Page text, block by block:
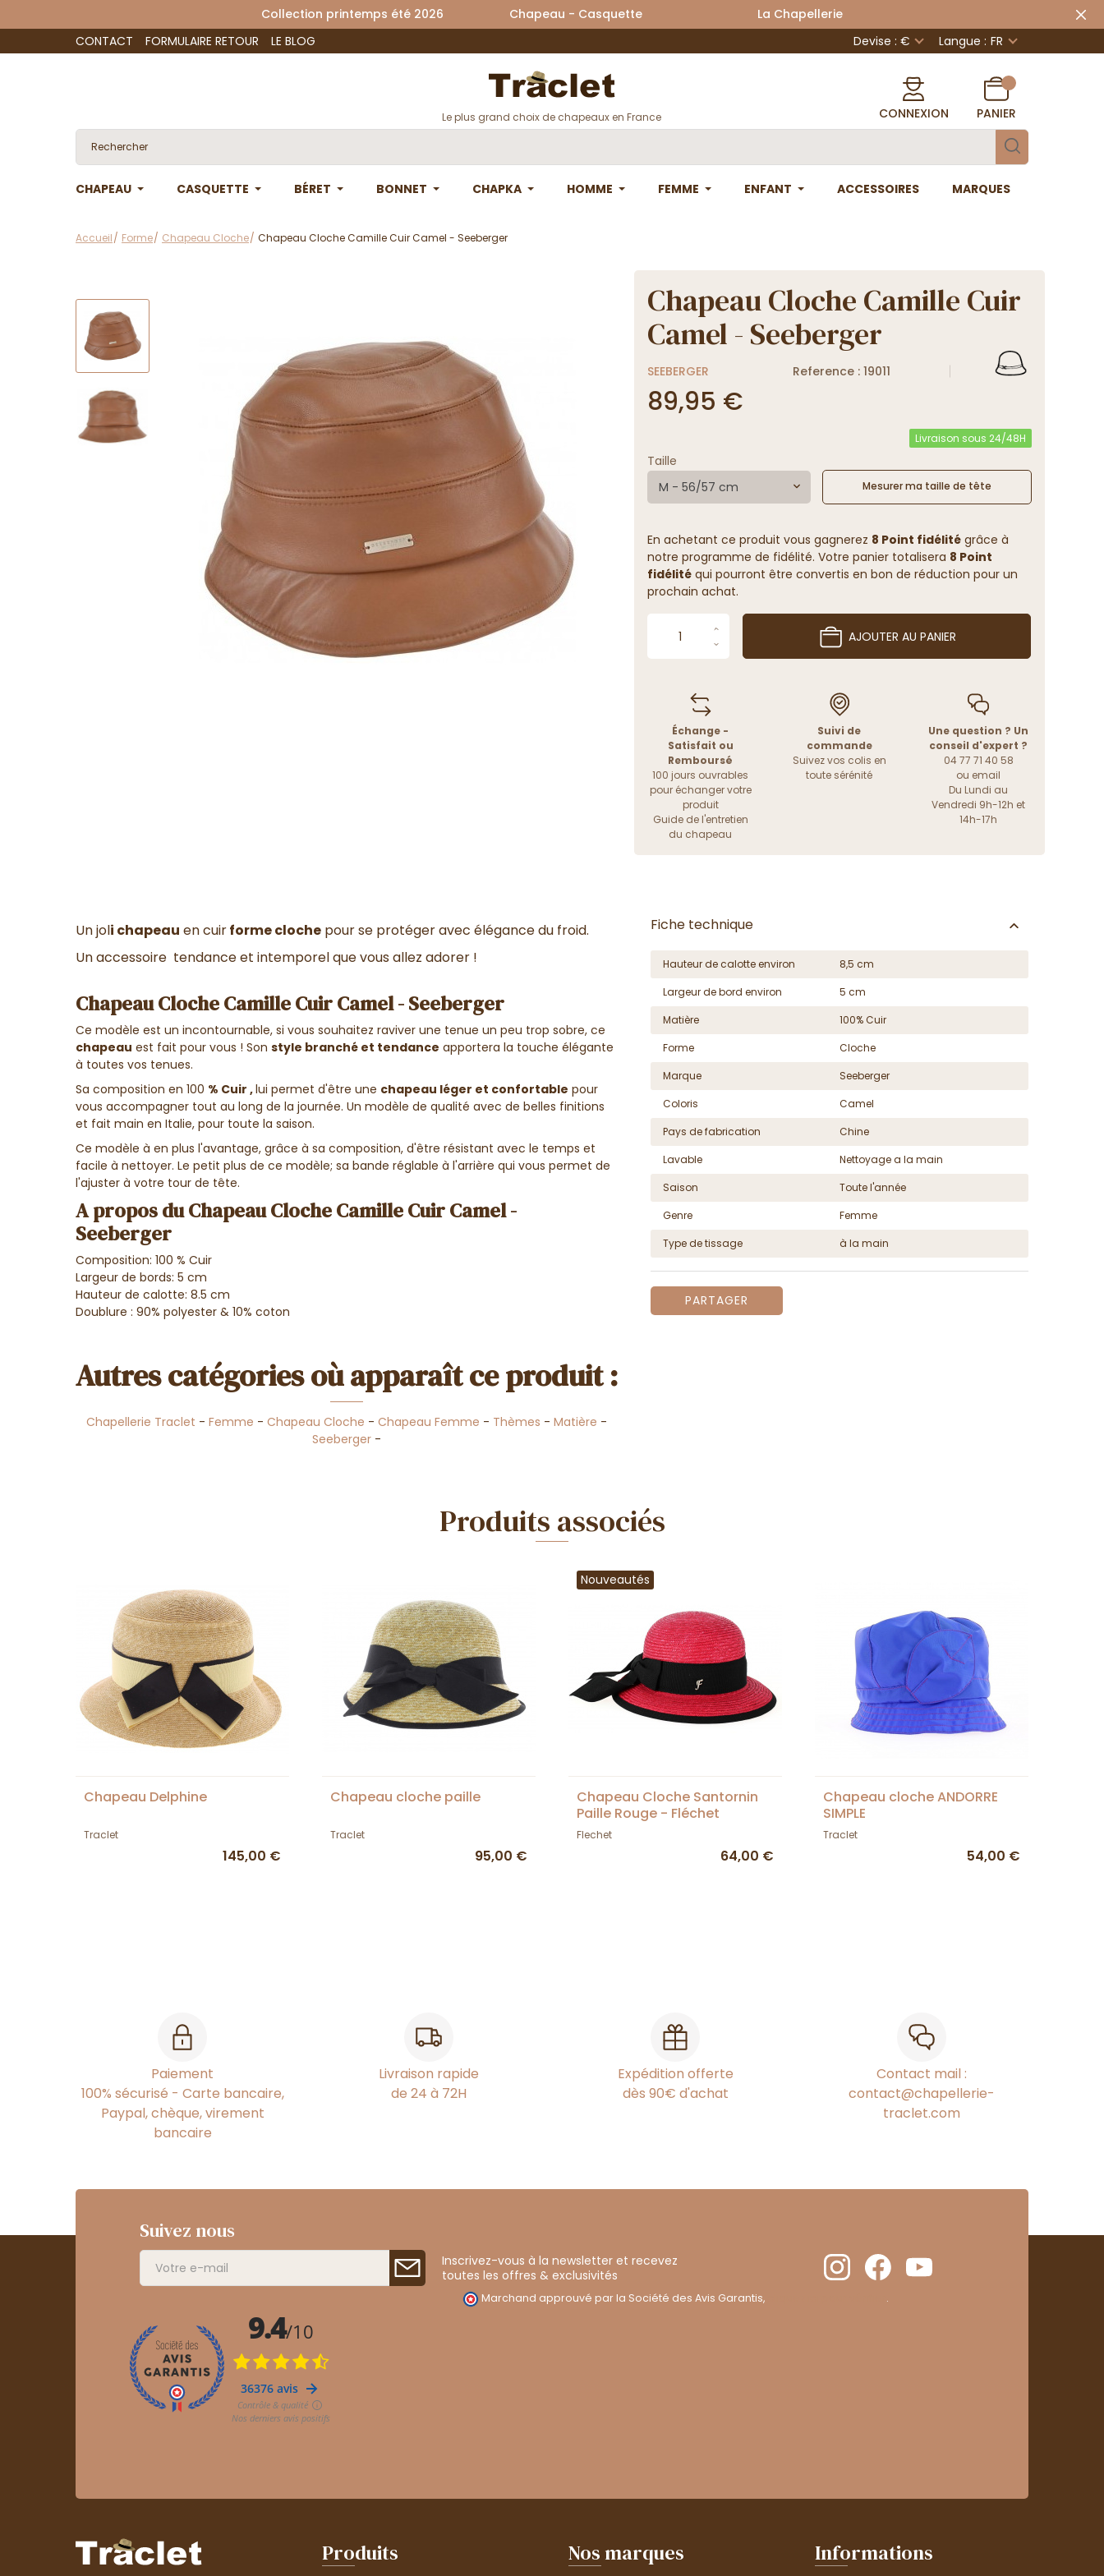
Collection printemps été 2026 Chapeau - Casquette La Chapellerie
CONTACT
FORMULAIRE RETOUR LE BLOG Devise : € Langue : FR
Le plus grand choix de chapeaux en France CONNEXION PANIER
CHAPEAU CASQUETTE BÉRET BONNET CHAPKA HOMME FEMME ENFANT ACCESSOIRES MARQUES
Accueil Forme Chapeau Cloche Chapeau Cloche Camille Cuir Camel - Seeberger
Chapeau Cloche Camille Cuir
Camel - Seeberger
SEEBERGER Reference : 19011
89,95 €
Livraison sous 24/48H
Taille
M - 56/57 cm
Mesurer ma taille de tête
En achetant ce produit vous gagnerez 8 Point fidélitégrâce à
notre programme de fidélité. Votre panier totalisera 8 Point
fidélitéqui pourront être convertis en bon de réduction pour un
prochain achat.
AJOUTER AU PANIER
Échange -
Satisfait ou
Remboursé
100 jours ouvrables
pour échanger votre
produit
Guide de l'entretien
du chapeau
Suivi de
commande
Suivez vos colis en
toute sérénité
Une question ? Un
conseil d'expert ?
04 77 71 40 58
ou email
Du Lundi au
Vendredi 9h-12h et
14h-17h
Un joli chapeau en cuirforme cloche pour se protéger avec élégance du froid.
Un accessoire tendance et intemporel que vous allez adorer !
Chapeau Cloche Camille Cuir Camel - Seeberger
Ce modèle est un incontournable, si vous souhaitez raviver une tenue un peu trop sobre, ce
chapeau est fait pour vous ! Son style branché et tendance apportera la touche élégante
à toutes vos tenues.
Sa composition en 100 % Cuir ,lui permet d'être une chapeau léger et confortable pour
vous accompagner tout au long de la journée. Un modèle de qualité avec de belles finitions
et fait main en Italie, pour toute la saison.
Ce modèle à en plus l'avantage, grâce à sa composition, d'être résistant avec le temps et
facile à nettoyer. Le petit plus de ce modèle; sa bande réglable à l'arrière qui vous permet de
l'ajuster à votre tour de tête.
A propos du Chapeau Cloche Camille Cuir Camel -
Seeberger
Composition: 100 % Cuir
Largeur de bords: 5 cm
Hauteur de calotte: 8.5 cm
Doublure : 90% polyester & 10% coton
Autres catégories où apparaît ce produit :
Chapellerie Traclet - Femme - Chapeau Cloche - Chapeau Femme - Thèmes - Matière -
Seeberger-
Fiche technique
Hauteur de calotte environ
8,5 cm
Largeur de bord environ
5 cm
Matière
100% Cuir
Forme
Cloche
Marque
Seeberger
Coloris
Camel
Pays de fabrication
Chine
Lavable
Nettoyage a la main
Saison
Toute l'année
Genre
Femme
Type de tissage
à la main
PARTAGER
Produits associés
Chapeau Delphine
Traclet
145,00 €
Chapeau cloche paille
Traclet
95,00 €
Nouveautés
Chapeau Cloche Santornin
Paille Rouge - Fléchet
Flechet
64,00 €
Chapeau cloche ANDORRE
SIMPLE
Traclet
54,00 €
Paiement
100% sécurisé - Carte bancaire,
Paypal, chèque, virement
bancaire
Livraison rapide
de 24 à 72H
Expédition offerte
dès 90€ d'achat
Contact mail :
contact@chapellerie-
traclet.com
Suivez nous
Inscrivez-vous à la newsletter et recevez
toutes les offres & exclusivités
Marchand approuvé par la Société des Avis Garantis, .
Produits Nos marques Informations